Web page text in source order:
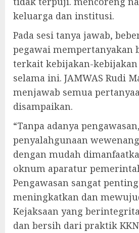
keluarga dan institusi.
Pada sesi tanya jawab,
pegawai mempertanyakan
terkait kebijakan-
selama ini. JAMWAS Rudi
menjawab semua
disampaikan.
“Tanpa adanya
penyalahgunaan
dengan mudah
oknum aparatur
Pengawasan sangat
meningkatkan dan
Kejaksaan yang
dan bersih dari praktik